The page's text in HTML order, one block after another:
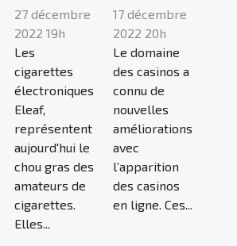
27 décembre
2022 19h
Les
cigarettes
électroniques
Eleaf,
représentent
aujourd'hui le
chou gras des
amateurs de
cigarettes.
Elles...
17 décembre
2022 20h
Le domaine
des casinos a
connu de
nouvelles
améliorations
avec
l’apparition
des casinos
en ligne. Ces...